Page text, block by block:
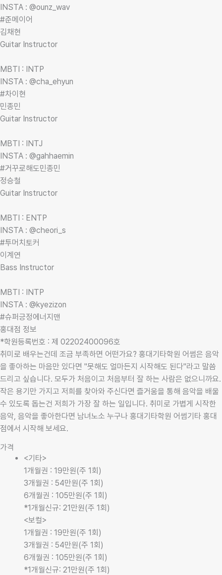
INSTA : @ounz_wav
#준메이어
김채현
Guitar Instructor
MBTI : INTP
INSTA : @cha_ehyun
#차이현
민종민
Guitar Instructor
MBTI : INTJ
INSTA : @gahhaemin
#거꾸로해도민종민
정승철
Guitar Instructor
MBTI : ENTP
INSTA : @cheori_s
#투머치토커
이계연
Bass Instructor
MBTI : INTP
INSTA : @kyezizon
#슈퍼긍정에너지맨
홍대점 정보
*학원등록번호 : 제 02202400096호
취미로 배우는건데 조금 부족하면 어떤가요? 홍대기타학원 어썸은 음악
을 좋아하는 마음만 있다면 "못해도 얼마든지 시작해도 된다"라고 말씀
드리고 싶습니다. 모두가 처음이고 처음부터 잘 하는 사람은 없으니까요.
작은 용기만 가지고 저희를 찾아와 주신다면 즐거움을 통해 음악을 배울
수 있도록 돕는건 저희가 가장 잘 하는 일입니다. 취미로 가볍게 시작한
음악, 음악을 좋아한다면 남녀노소 누구나 홍대기타학원 어썸기타 홍대
점에서 시작해 보세요.
가격
<기타>
1개월권 : 19만원(주 1회)
3개월권 : 54만원(주 1회)
6개월권 : 105만원(주 1회)
*1개월신규: 21만원(주 1회)
<보컬>
1개월권 : 19만원(주 1회)
3개월권 : 54만원(주 1회)
6개월권 : 105만원(주 1회)
*1개월신규: 21만원(주 1회)